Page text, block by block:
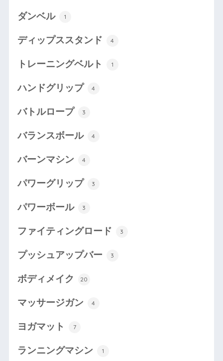
ダンベル 1
ディップススタンド 4
トレーニングベルト 1
ハンドグリップ 4
バトルロープ 3
バランスボール 4
バーンマシン 4
パワーグリップ 3
パワーボール 3
ファイティングロード 3
プッシュアップバー 3
ボディメイク 20
マッサージガン 4
ヨガマット 7
ランニングマシン 1